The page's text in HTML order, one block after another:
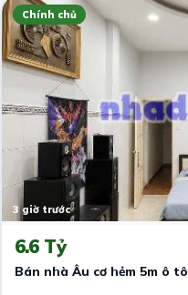
Chính chủ
3 giờ trước
6.6 Tỷ
Bán nhà Âu cơ hẻm 5m ô tô